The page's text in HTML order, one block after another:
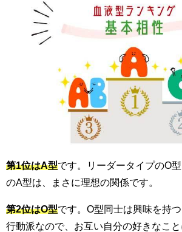
第1位はA型です。リーダータイプのO
のA型は、まさに理想の関係です。
第2位はO型です。O型同士は興味を持
行動派なので、お互い自分の好きなこ